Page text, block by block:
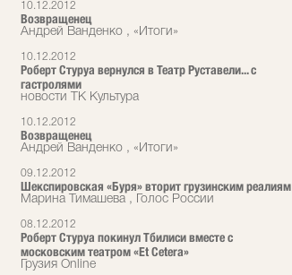
10.12.2012
Возвращенец
Андрей Ванденко , «Итоги»
10.12.2012
Роберт Стуруа вернулся в Театр Руставели... с
гастролями
новости ТК Культура
10.12.2012
Возвращенец
Андрей Ванденко , «Итоги»
09.12.2012
Шекспировская «Буря» вторит грузинским реалиям
Марина Тимашева , Голос России
08.12.2012
Роберт Стуруа покинул Тбилиси вместе с
московским театром «Et Cetera»
Грузия Online